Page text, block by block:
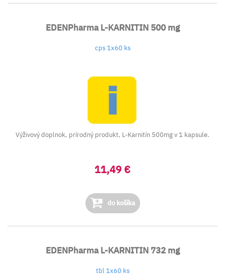
EDENPharma L-KARNITIN 500 mg
cps 1x60 ks
Výživový doplnok, prírodný produkt, L-Karnitín 500mg v 1 kapsule.
11,49 €
do košíka
EDENPharma L-KARNITIN 732 mg
tbl 1x60 ks